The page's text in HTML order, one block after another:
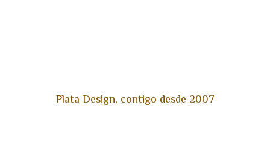
Plata Design, contigo desde 2007